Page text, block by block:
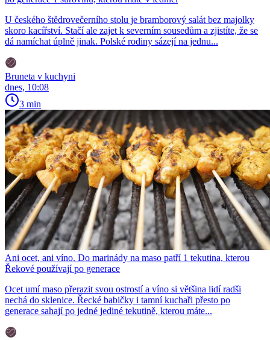
U českého štědrovečerního stolu je bramborový salát bez majolky
skoro kacířství. Stačí ale zajet k severním sousedům a zjistíte, že se
dá namíchat úplně jinak. Polské rodiny sázejí na jednu...
Bruneta v kuchyni
dnes, 10:08
3 min
Ani ocet, ani víno. Do marinády na maso patří 1 tekutina, kterou
Řekové používají po generace
Ocet umí maso přerazit svou ostrostí a víno si většina lidí radši
nechá do sklenice. Řecké babičky i tamní kuchaři přesto po
generace sahají po jedné jediné tekutině, kterou máte...